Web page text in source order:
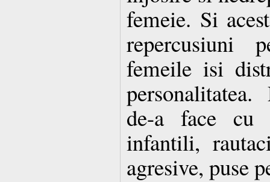
femeie. Si
repercusiuni
femeile isi
de-a face cu
infantili,
agresive, puse